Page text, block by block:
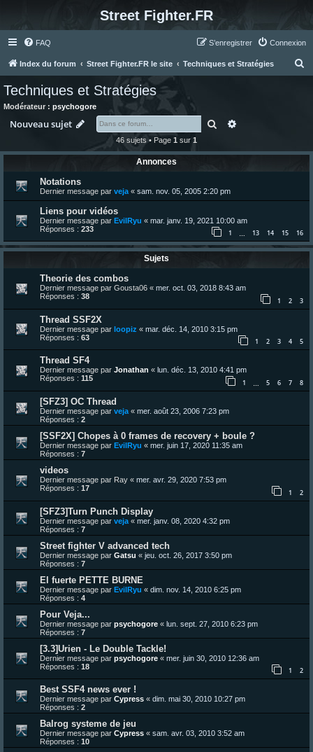
Street Fighter.FR
FAQ Connexion
S’enregistrer
Index du forum Street Fighter.FR le site Techniques et Stratégies
Techniques et Stratégies
Modérateur : psychogore
Nouveau sujet Rechercher
46 sujets • Page 1 sur 1
Annonces
Notations
Dernier message par veja « sam. nov. 05, 2005 2:20 pm
Liens pour vidéos
Dernier message par EvilRyu « mar. janv. 19, 2021 10:00 am
Réponses : 233 1 13 14 15 16
Sujets
Theorie des combos
Dernier message par Gousta06 « mer. oct. 03, 2018 8:43 am
Réponses : 38 1 2 3
Thread SSF2X
Dernier message par loopiz « mar. déc. 14, 2010 3:15 pm
Réponses : 63 1 2 3 4 5
Thread SF4
Dernier message par Jonathan « lun. déc. 13, 2010 4:41 pm
Réponses : 115 1 5 6 7 8
[SFZ3] OC Thread
Dernier message par veja « mer. août 23, 2006 7:23 pm
Réponses : 2
[SSF2X] Chopes à 0 frames de recovery + boule ?
Dernier message par EvilRyu « mer. juin 17, 2020 11:35 am
Réponses : 7
videos
Dernier message par Ray « mer. avr. 29, 2020 7:53 pm
Réponses : 17 1 2
[SFZ3]Turn Punch Display
Dernier message par veja « mer. janv. 08, 2020 4:32 pm
Réponses : 7
Street fighter V advanced tech
Dernier message par Gatsu « jeu. oct. 26, 2017 3:50 pm
Réponses : 7
El fuerte PETTE BURNE
Dernier message par EvilRyu « dim. nov. 14, 2010 6:25 pm
Réponses : 4
Pour Veja...
Dernier message par psychogore « lun. sept. 27, 2010 6:23 pm
Réponses : 7
[3.3]Urien - Le Double Tackle!
Dernier message par psychogore « mer. juin 30, 2010 12:36 am
Réponses : 18 1 2
Best SSF4 news ever !
Dernier message par Cypress « dim. mai 30, 2010 10:27 pm
Réponses : 2
Balrog systeme de jeu
Dernier message par Cypress « sam. avr. 03, 2010 3:52 am
Réponses : 10